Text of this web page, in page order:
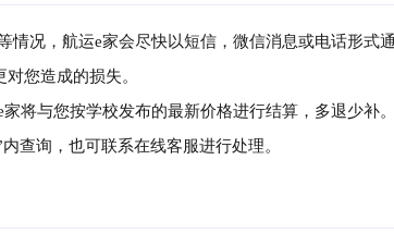
情况，航运e家会尽快以短信，微信消息或电话形式
您造成的损失。
将与您按学校发布的最新价格进行结算，多退少补
查询，也可联系在线客服进行处理。